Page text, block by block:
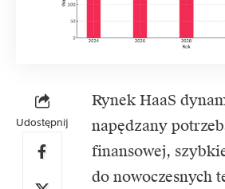
Udostępnij
Rynek HaaS
napędzany
finansowej,
do nowoczesnych